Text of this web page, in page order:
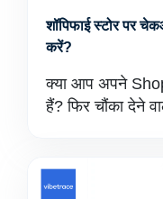
शॉपिफाई स्टोर पर
करें?
क्या आप अपने
हैं? फिर चौंका देने